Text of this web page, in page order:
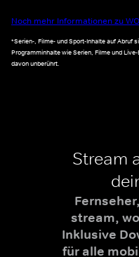
Noch mehr Informationen zu
*Serien-, Filme- und Sport-Inhalte auf Abruf
Programminhalte wie Serien, Filme und
davon unberührt.
Stream
stream,
Inklusive
für alle